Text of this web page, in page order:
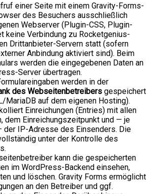
einer Seite mit einem Gravity-Forms-
des Besuchers ausschließlich
Webserver (Plugin-CSS, Plugin-
keine Verbindung zu Rocketgenius-
Drittanbieter-Servern statt (sofern
Anbindung aktiviert sind). Beim
werden die eingegebenen Daten an
Server übertragen.
werden in der
des Webseitenbetreibers gespeichert
MariaDB auf dem eigenen Hosting).
Einreichungen (Entries) mit allen
dem Einreichungszeitpunkt und — je
der IP-Adresse des Einsenders. Die
unter der Kontrolle des
kann die gespeicherten
im WordPress-Backend einsehen,
und löschen. Gravity Forms ermöglicht
an den Betreiber und ggf.